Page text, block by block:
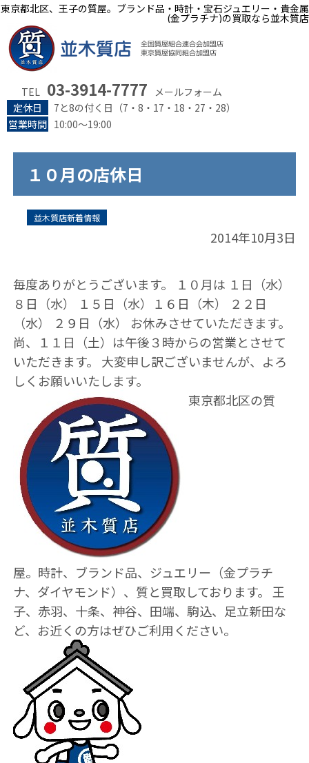
東京都北区、王子の質屋。ブランド品・時計・宝石ジュエリー・貴金属
(金プラチナ)の買取なら並木質店
TEL 03-3914-7777
メールフォーム
定休日
7と8の付く日（7・8・17・18・27・28）
営業時間 10:00～19:00
１０月の店休日
並木質店新着情報
2014年10月3日
毎度ありがとうございます。 １０月は １日（水）
８日（水） １５日（水）１６日（木） ２２日
（水） ２９日（水） お休みさせていただきます。
尚、１１日（土）は午後３時からの営業とさせて
いただきます。 大変申し訳ございませんが、よろ
しくお願いいたします。
東京都北区の質
屋。時計、ブランド品、ジュエリー（金プラチ
ナ、ダイヤモンド）、質と買取しております。 王
子、赤羽、十条、神谷、田端、駒込、足立新田な
ど、お近くの方はぜひご利用ください。